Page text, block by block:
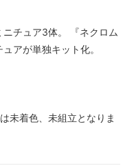
チュア3体。 『ネクロム
アが単独キット化。
未着色、未組立となりま